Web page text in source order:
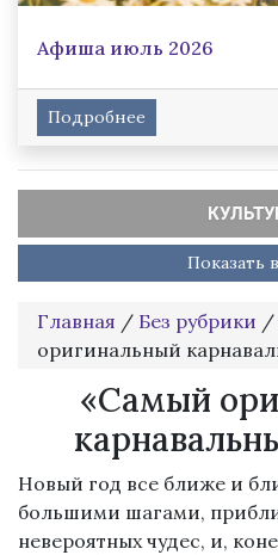
Афиша июль 2026
Подробнее
Показать
Главная / Без рубрики /
оригинальный
«Самый
Новый год все ближе и
большими шагами,
невероятных чудес, и,